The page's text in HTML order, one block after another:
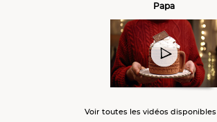
Papa
Voir toutes les vidéos disponibles